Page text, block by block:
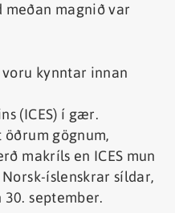
magnið var
kynntar innan
(ICES) í gær.
gögnum,
makríls en ICES mun
íslenskrar síldar,
september.